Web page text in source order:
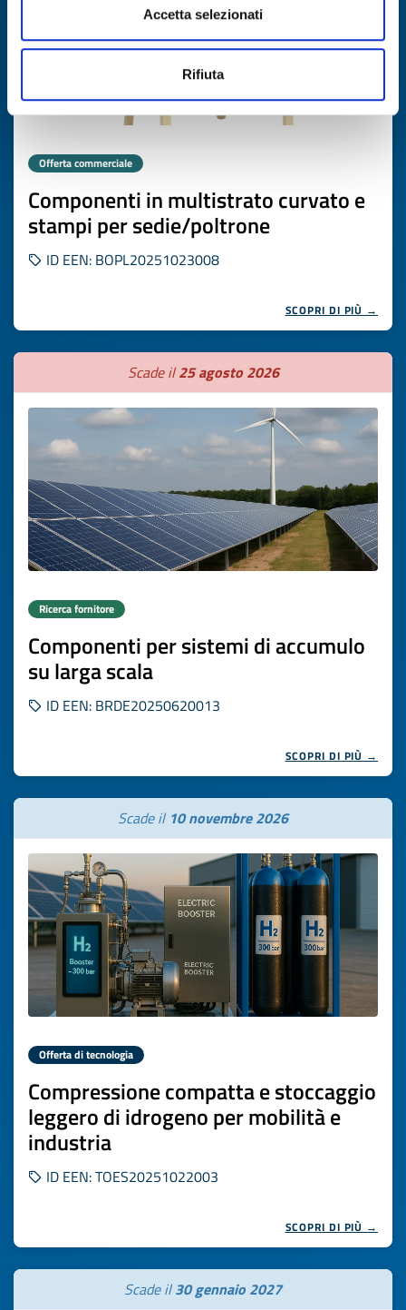
Accetta selezionati
Rifiuta
Offerta commerciale
Componenti in multistrato curvato e
stampi per sedie/poltrone
ID EEN: BOPL20251023008
SCOPRI DI PIÙ →
Scade il25 agosto 2026
Ricerca fornitore
Componenti per sistemi di accumulo
su larga scala
ID EEN: BRDE20250620013
SCOPRI DI PIÙ →
Scade il 10 novembre 2026
Offerta di tecnologia
Compressione compatta e stoccaggio
leggero di idrogeno per mobilità e
industria
ID EEN: TOES20251022003
SCOPRI DI PIÙ →
Scade il30 gennaio 2027